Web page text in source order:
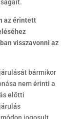
az érintett
visszavonni az
bármikor
nem érinti a
előtti